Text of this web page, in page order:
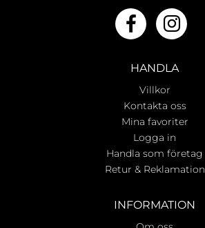
HANDLA
Villkor
Kontakta oss
Mina favoriter
Logga in
Handla som företag
Retur & Reklamation
INFORMATION